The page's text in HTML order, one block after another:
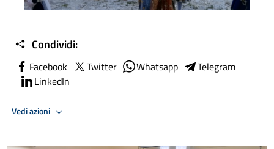
Condividi:
Facebook Twitter Whatsapp
Telegram
LinkedIn
Vedi azioni